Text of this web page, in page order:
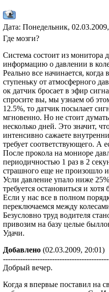
Дата: Понедельник,
Где мозги?
Система состоит из монитора
информацию о давлении в
Реально все начинается,
ступеньку от атмосферного
ок датчик бросает в эфир
спросите вы, мы узнаем об
12.5%, то датчик посылает
мгновенно. Но не стоит
несколько дней. Это значит,
интенсивно сажаете
требует соответствующего. А
После прокола на мониоре
периодичностью 1 раз в 2
страшного еще не произошло
Усли давление упало ниже
требуется остановиться и хотя
Если у нас все в полном
переключаемся между
Безусловно труд водителя
привозим на базу целые
Удачи.
Добавлено (02.03.2009, 20:01)
Добрый вечер.
Когда я впервые поставил на